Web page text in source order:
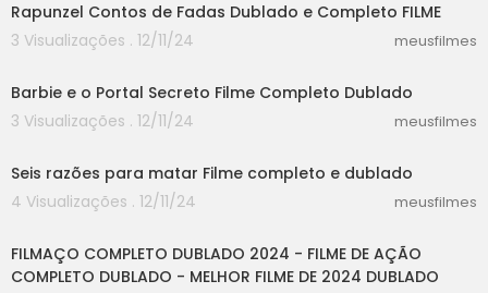
Rapunzel Contos de Fadas Dublado e Completo FILME
3 Visualizações . 12/11/24
meusfilmes
Barbie e o Portal Secreto Filme Completo Dublado
3 Visualizações . 12/11/24
meusfilmes
Seis razões para matar Filme completo e dublado
4 Visualizações . 12/11/24
meusfilmes
FILMAÇO COMPLETO DUBLADO 2024 - FILME DE AÇÃO
COMPLETO DUBLADO - MELHOR FILME DE 2024 DUBLADO